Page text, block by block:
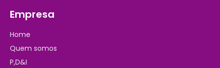
Empresa
Home
Quem somos
P,D&I